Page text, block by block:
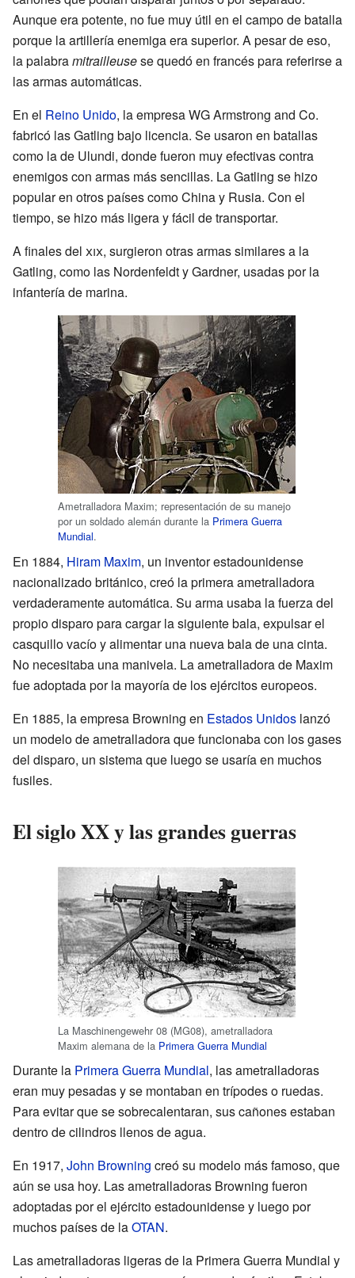
Aunque era potente, no fue muy útil en el campo de batalla
porque la artillería enemiga era superior. A pesar de eso,
la palabramitrailleusese quedó en francés para referirse a
las armas automáticas.
En el Reino Unido, la empresa WG Armstrong and Co.
fabricó las Gatling bajo licencia. Se usaron en batallas
como la de Ulundi, donde fueron muy efectivas contra
enemigos con armas más sencillas. La Gatling se hizo
popular en otros países como China y Rusia. Con el
tiempo, se hizo más ligera y fácil de transportar.
A finales del xix, surgieron otras armas similares a la
Gatling, como las Nordenfeldt y Gardner, usadas por la
infantería de marina.
Ametralladora Maxim; representación de su manejo
por un soldado alemán durante la Primera Guerra
Mundial.
En 1884, Hiram Maxim, un inventor estadounidense
nacionalizado británico, creó la primera ametralladora
verdaderamente automática. Su arma usaba la fuerza del
propio disparo para cargar la siguiente bala, expulsar el
casquillo vacío y alimentar una nueva bala de una cinta.
No necesitaba una manivela. La ametralladora de Maxim
fue adoptada por la mayoría de los ejércitos europeos.
En 1885, la empresa Browning en Estados Unidos lanzó
un modelo de ametralladora que funcionaba con los gases
del disparo, un sistema que luego se usaría en muchos
fusiles.
El siglo XX y las grandes guerras
La Maschinengewehr 08 (MG08), ametralladora
Maxim alemana de la Primera Guerra Mundial
Durante la Primera Guerra Mundial, las ametralladoras
eran muy pesadas y se montaban en trípodes o ruedas.
Para evitar que se sobrecalentaran, sus cañones estaban
dentro de cilindros llenos de agua.
En 1917, John Browning creó su modelo más famoso, que
aún se usa hoy. Las ametralladoras Browning fueron
adoptadas por el ejército estadounidense y luego por
muchos países de laOTAN.
Las ametralladoras ligeras de la Primera Guerra Mundial y